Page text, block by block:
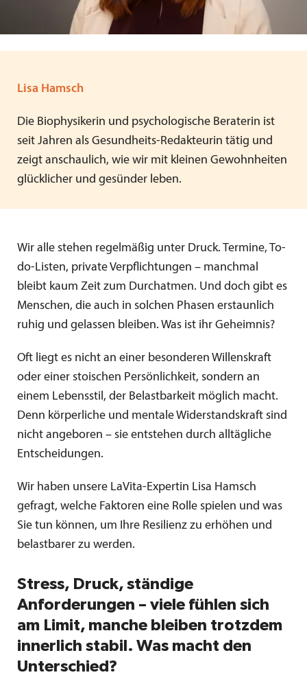
Lisa Hamsch
Die Biophysikerin und psychologische Beraterin ist
seit Jahren als Gesundheits-Redakteurin tätig und
zeigt anschaulich, wie wir mit kleinen Gewohnheiten
glücklicher und gesünder leben.
Wir alle stehen regelmäßig unter Druck. Termine, To-
do-Listen, private Verpflichtungen – manchmal
bleibt kaum Zeit zum Durchatmen. Und doch gibt es
Menschen, die auch in solchen Phasen erstaunlich
ruhig und gelassen bleiben. Was ist ihr Geheimnis?
Oft liegt es nicht an einer besonderen Willenskraft
oder einer stoischen Persönlichkeit, sondern an
einem Lebensstil, der Belastbarkeit möglich macht.
Denn körperliche und mentale Widerstandskraft sind
nicht angeboren – sie entstehen durch alltägliche
Entscheidungen.
Wir haben unsere LaVita-Expertin Lisa Hamsch
gefragt, welche Faktoren eine Rolle spielen und was
Sie tun können, um Ihre Resilienz zu erhöhen und
belastbarer zu werden.
Stress, Druck, ständige
Anforderungen – viele fühlen sich
am Limit, manche bleiben trotzdem
innerlich stabil. Was macht den
Unterschied?